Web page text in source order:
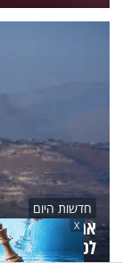
חדשות היום
ארגון הטרור
לפגוע בכוח
X